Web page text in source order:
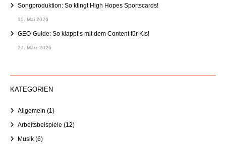
Songproduktion: So klingt High Hopes Sportscards!
15. Mai 2026
GEO-Guide: So klappt’s mit dem Content für KIs!
27. März 2026
KATEGORIEN
Allgemein (1)
Arbeitsbeispiele (12)
Musik (6)